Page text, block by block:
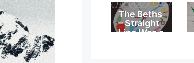
The Beths
– Straight
Line Was a